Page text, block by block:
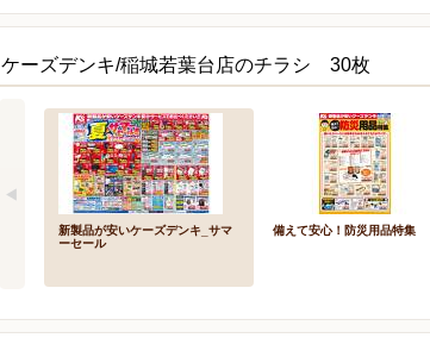
ケーズデンキ/稲城若葉台店のチラシ 30枚
新製品が安いケーズデンキ_サマ
ーセール
備えて安心！防災用品特集